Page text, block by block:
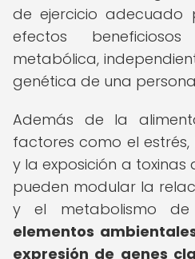
de ejercicio adecuado
efectos
metabólica,
genética de una
Además de la
factores como el
y la exposición a
pueden modular la
y el metabolismo
elementos
expresión de genes